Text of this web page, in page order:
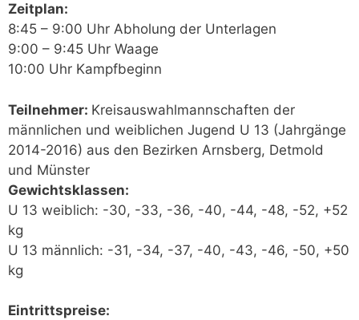
Zeitplan:
8:45 – 9:00 Uhr Abholung der Unterlagen
9:00 – 9:45 Uhr Waage
10:00 Uhr Kampfbeginn
Teilnehmer: Kreisauswahlmannschaften der
männlichen und weiblichen Jugend U 13 (Jahrgänge
2014-2016) aus den Bezirken Arnsberg, Detmold
und Münster
Gewichtsklassen:
U 13 weiblich: -30, -33, -36, -40, -44, -48, -52, +52
kg
U 13 männlich: -31, -34, -37, -40, -43, -46, -50, +50
kg
Eintrittspreise: